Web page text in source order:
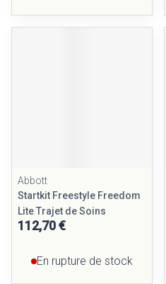
Abbott
Startkit Freestyle Freedom
Lite Trajet de Soins
112,70 €
En rupture de stock